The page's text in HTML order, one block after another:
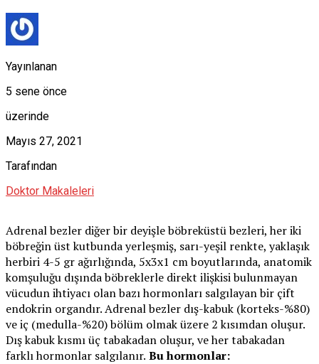
Yayınlanan
5 sene önce
üzerinde
Mayıs 27, 2021
Tarafından
Doktor Makaleleri
Adrenal bezler diğer bir deyişle böbreküstü bezleri, her iki
böbreğin üst kutbunda yerleşmiş, sarı-yeşil renkte, yaklaşık
herbiri 4-5 gr ağırlığında, 5x3x1 cm boyutlarında, anatomik
komşuluğu dışında böbreklerle direkt ilişkisi bulunmayan
vücudun ihtiyacı olan bazı hormonları salgılayan bir çift
endokrin organdır. Adrenal bezler dış-kabuk (korteks-%80)
ve iç (medulla-%20) bölüm olmak üzere 2 kısımdan oluşur.
Dış kabuk kısmı üç tabakadan oluşur, ve her tabakadan
farklı hormonlar salgılanır. Bu hormonlar: